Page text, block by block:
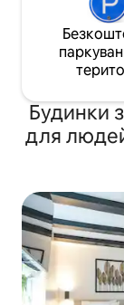
Будинки
для